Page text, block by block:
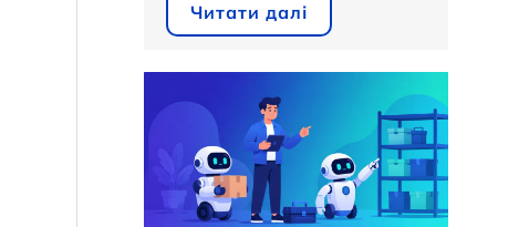
Читати далі